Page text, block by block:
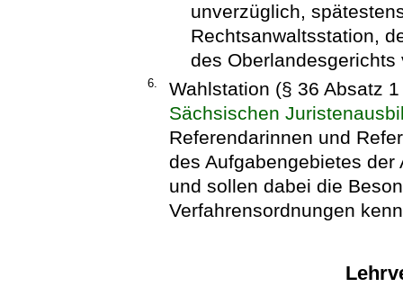
unverzüglich,
Rechtsanwaltsstation,
des Oberlandesgerichts
6.
Wahlstation (§ 36 Absatz
Sächsischen
Referendarinnen und
des Aufgabengebietes
und sollen dabei die
Verfahrensordnungen